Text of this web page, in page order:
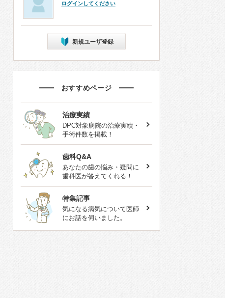
ログインしてください
新規ユーザ登録
おすすめページ
治療実績
DPC対象病院の治療実績・
手術件数を掲載！
歯科Q&A
あなたの歯の悩み・疑問に
歯科医が答えてくれる！
特集記事
気になる病気について医師
にお話を伺いました。